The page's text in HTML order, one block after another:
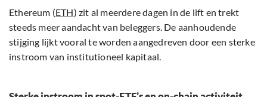
Ethereum (ETH) zit al meerdere dagen in de lift en trekt
steeds meer aandacht van beleggers. De aanhoudende
stijging lijkt vooral te worden aangedreven door een sterke
instroom van institutioneel kapitaal.